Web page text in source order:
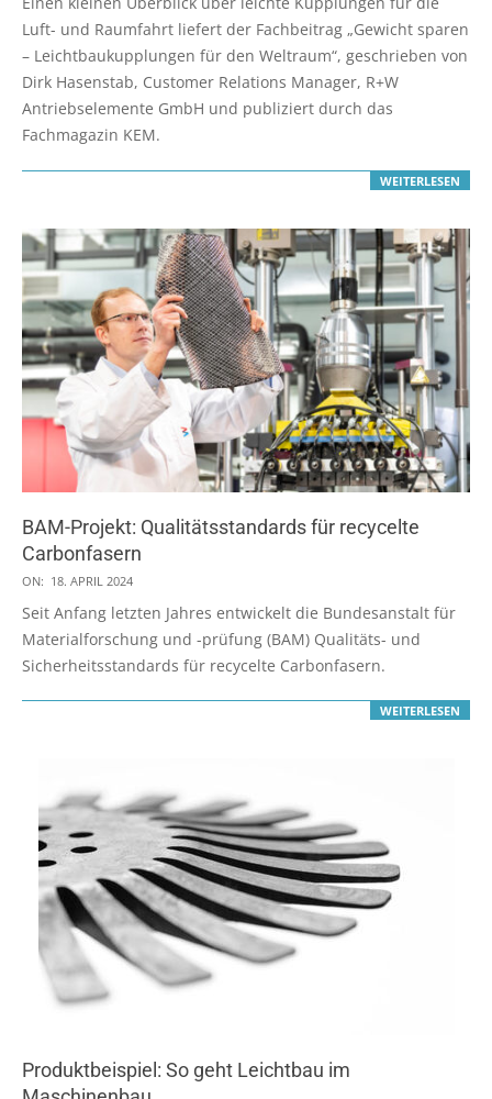
26
Luft- und Raumfahrt liefert der Fachbeitrag „Gewicht sparen
– Leichtbaukupplungen für den Weltraum“, geschrieben von
Dirk Hasenstab, Customer Relations Manager, R+W
Antriebselemente GmbH und publiziert durch das
Fachmagazin KEM.
WEITERLESEN
BAM-Projekt: Qualitätsstandards für recycelte
Carbonfasern
2024-
04-
18
ON: 18. APRIL 2024
Seit Anfang letzten Jahres entwickelt die Bundesanstalt für
Materialforschung und -prüfung (BAM) Qualitäts- und
Sicherheitsstandards für recycelte Carbonfasern.
WEITERLESEN
Produktbeispiel: So geht Leichtbau im